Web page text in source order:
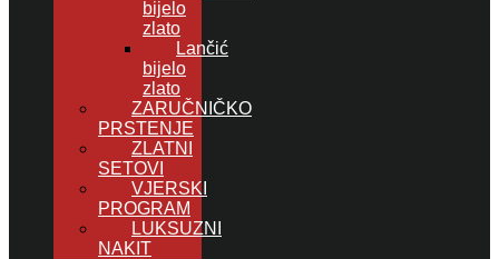
bijelo
zlato
Lančić
bijelo
zlato
ZARUČNIČKO
PRSTENJE
ZLATNI
SETOVI
VJERSKI
PROGRAM
LUKSUZNI
NAKIT